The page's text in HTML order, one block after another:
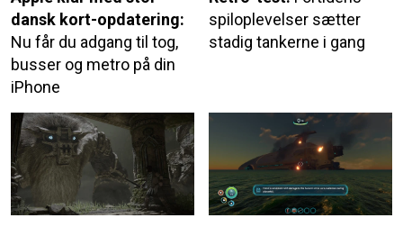
dansk kort-opdatering:
Nu får du adgang til tog,
busser og metro på din
iPhone
spiloplevelser sætter
stadig tankerne i gang